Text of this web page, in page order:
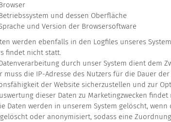
und dessen Oberfläche
und Version der Browsersoftware
werden ebenfalls in den Logfiles unseres
findet nicht statt.
durch unser System dient dem
muss die IP-Adresse des Nutzers für die Dauer
der Website sicherzustellen und zur
dieser Daten zu Marketingzwecken
Daten werden in unserem System gelöscht,
gelöscht oder anonymisiert, sodass eine